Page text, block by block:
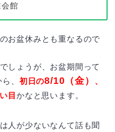
館
お盆休みとも重なるので
しょうが、お盆期間って
、 初日の8/10（金）
、
目かなと思います。
人が少ないなんて話も聞